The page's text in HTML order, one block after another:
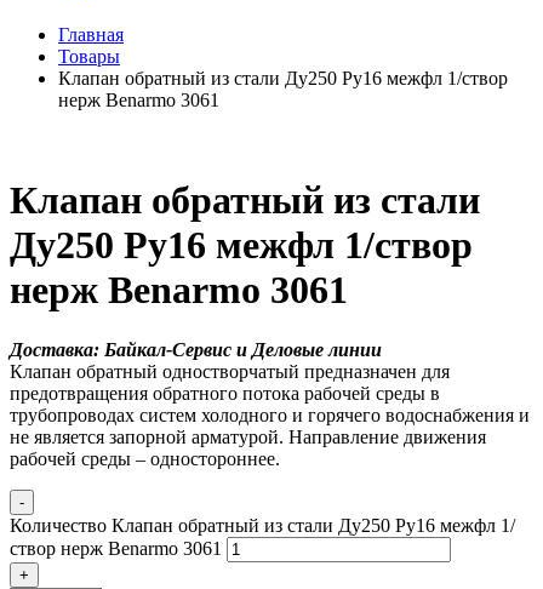
Главная
Товары
Клапан обратный из стали Ду250 Ру16 межфл 1/створ
нерж Benarmo 3061
Клапан обратный из стали
Ду250 Ру16 межфл 1/створ
нерж Benarmo 3061
Доставка: Байкал-Сервис и Деловые линии
Клапан обратный одностворчатый предназначен для
предотвращения обратного потока рабочей среды в
трубопроводах систем холодного и горячего водоснабжения и
не является запорной арматурой. Направление движения
рабочей среды – одностороннее.
-
Количество Клапан обратный из стали Ду250 Ру16 межфл 1/
створ нерж Benarmo 3061
+